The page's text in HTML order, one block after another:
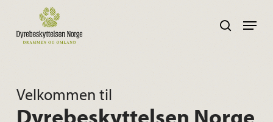
main
search
Velkommen til
Dyrebeskyttelsen Norge